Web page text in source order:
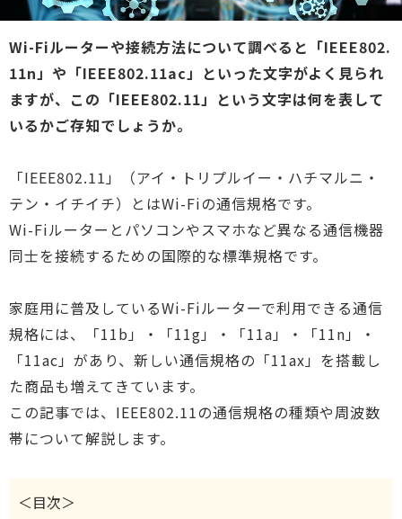
Wi-Fiルーターや接続方法について調べると「IEEE802.
11n」や「IEEE802.11ac」といった文字がよく見られ
ますが、この「IEEE802.11」という文字は何を表して
いるかご存知でしょうか。
「IEEE802.11」（アイ・トリプルイー・ハチマルニ・
テン・イチイチ）とはWi-Fiの通信規格です。
Wi-Fiルーターとパソコンやスマホなど異なる通信機器
同士を接続するための国際的な標準規格です。
家庭用に普及しているWi-Fiルーターで利用できる通信
規格には、「11b」・「11g」・「11a」・「11n」・
「11ac」があり、新しい通信規格の「11ax」を搭載し
た商品も増えてきています。
この記事では、IEEE802.11の通信規格の種類や周波数
帯について解説します。
＜目次＞